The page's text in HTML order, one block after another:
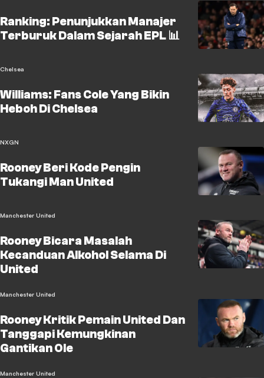
Ranking: Penunjukkan Manajer
Terburuk Dalam Sejarah EPL 📊
Chelsea
Williams: Fans Cole Yang Bikin
Heboh Di Chelsea
NXGN
Rooney Beri Kode Pengin
Tukangi Man United
Manchester United
Rooney Bicara Masalah
Kecanduan Alkohol Selama Di
United
Manchester United
Rooney Kritik Pemain United Dan
Tanggapi Kemungkinan
Gantikan Ole
Manchester United